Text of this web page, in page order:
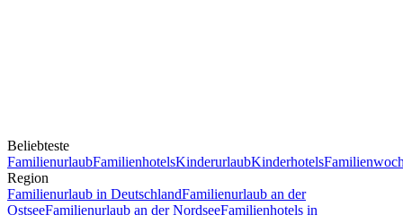
Beliebteste
FamilienurlaubFamilienhotelsKinderurlaubKinderhotels
Region
Familienurlaub in DeutschlandFamilienurlaub an der
OstseeFamilienurlaub an der NordseeFamilienhotels in